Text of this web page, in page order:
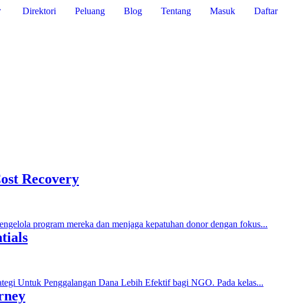
Direktori Peluang Blog Tentang Masuk Daftar
Recovery
program mereka dan menjaga kepatuhan donor dengan fokus...
Untuk Penggalangan Dana Lebih Efektif bagi NGO. Pada kelas...